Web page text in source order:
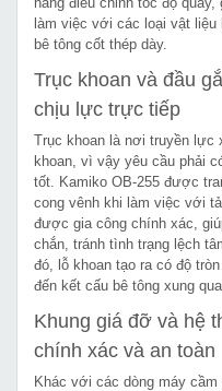
làm việc với các loại vật
bê tông cốt thép dày.
Trục khoan và đầu
chịu lực trực tiếp
Trục khoan là nơi truyền lực
khoan, vì vậy yêu cầu phải
tốt. Kamiko OB-255 được
cong vênh khi làm việc với
được gia công chính xác,
chắn, tránh tình trạng lệch
đó, lỗ khoan tạo ra có độ
đến kết cấu bê tông xung
Khung giá đỡ và hệ
chính xác và an toàn
Khác với các dòng máy